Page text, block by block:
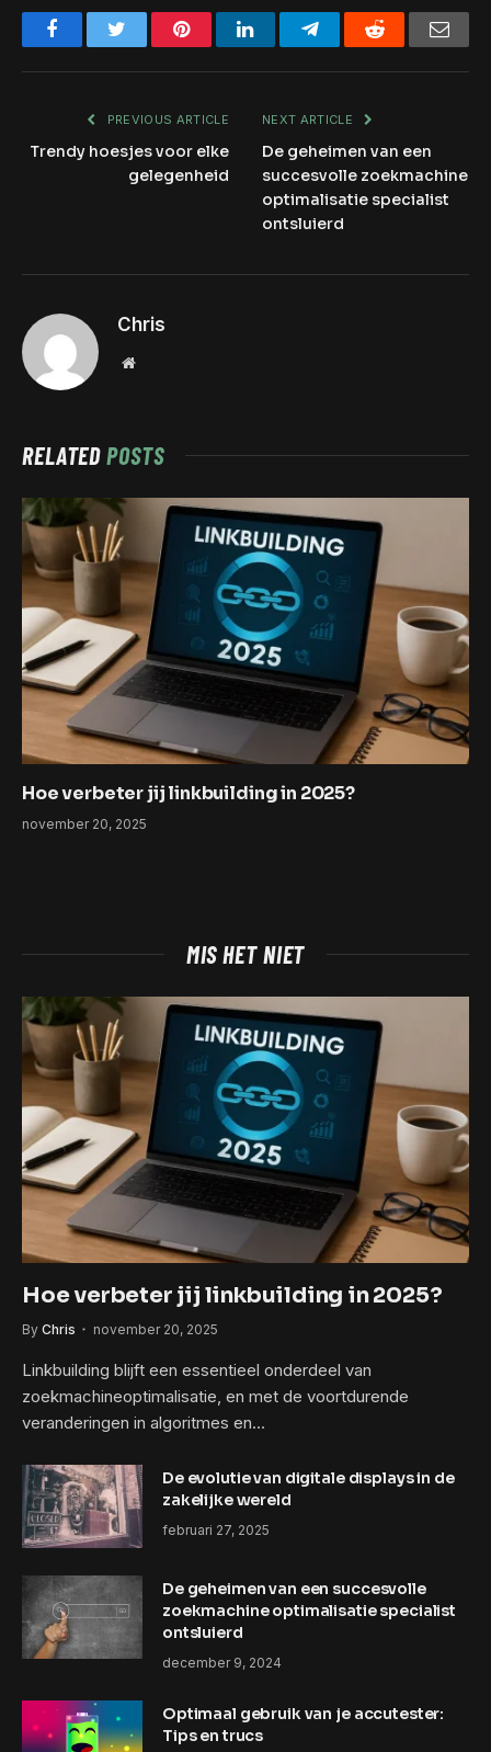
FacebookTwitter PinterestLinkedInTelegramReddit
PREVIOUS ARTICLE
Trendy hoesjes voor elke
gelegenheid
NEXT ARTICLE
De geheimen van een
succesvolle zoekmachine
optimalisatie specialist
ontsluierd
Chris
Website
RELATEDPOSTS
Hoe verbeter jij linkbuilding in 2025?
november 20, 2025
MIS HET NIET
Hoe verbeter jij linkbuilding in 2025?
By Chris november 20, 2025
Linkbuilding blijft een essentieel onderdeel van
zoekmachineoptimalisatie, en met de voortdurende
veranderingen in algoritmes en…
De evolutie van digitale displays in de
zakelijke wereld
februari 27, 2025
De geheimen van een succesvolle
zoekmachine optimalisatie specialist
ontsluierd
december 9, 2024
Optimaal gebruik van je accutester:
Tips en trucs